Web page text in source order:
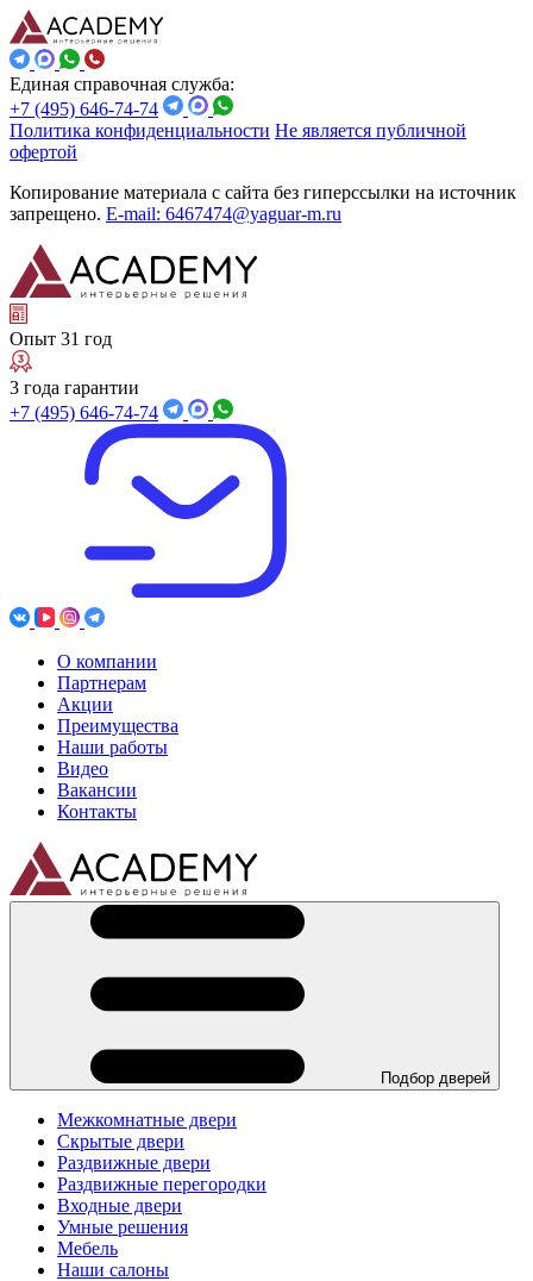
Единая справочная служба:
+7 (495) 646-74-74
Политика конфиденциальности Не является публичной
офертой
Копирование материала с сайта без гиперссылки на источник
запрещено. E-mail: 6467474@yaguar-m.ru
Опыт 31 год
3 года гарантии
+7 (495) 646-74-74
О компании
Партнерам
Акции
Преимущества
Наши работы
Видео
Вакансии
Контакты
Подбор дверей
Межкомнатные двери
Скрытые двери
Раздвижные двери
Раздвижные перегородки
Входные двери
Умные решения
Мебель
Наши салоны